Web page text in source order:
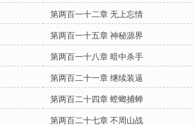
第两百一十二章 无上忘情
第两百一十五章 神秘源界
第两百一十八章 暗中杀手
第两百二十一章 继续装逼
第两百二十四章 螳螂捕蝉
第两百二十七章 不周山战